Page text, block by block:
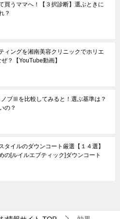
買うママへ！【３択診断】選ぶときに
？
ィングを湘南美容クリニックでホリエ
？【YouTube動画】
ブⅢを比較してみると！選ぶ基準は？
の？
タイルのダウンコート厳選【１４選】
の[ルイルエブティック]ダウンコート